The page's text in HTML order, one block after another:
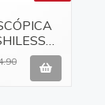
1600W SAIYAN F240HD